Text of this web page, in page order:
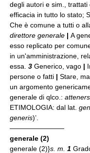
degli autori e sim., trattati
efficacia in tutto lo stato;
Che è comune a tutti o
direttore generale | A
esso replicato per
in un'amministrazione,
essa. 3 Generico, vago |
persone o fatti | Stare,
un argomento
generale di qlco.:
ETIMOLOGIA: dal lat.
generis)’.
————————
generale (2)
generale (2)}s. m. 1